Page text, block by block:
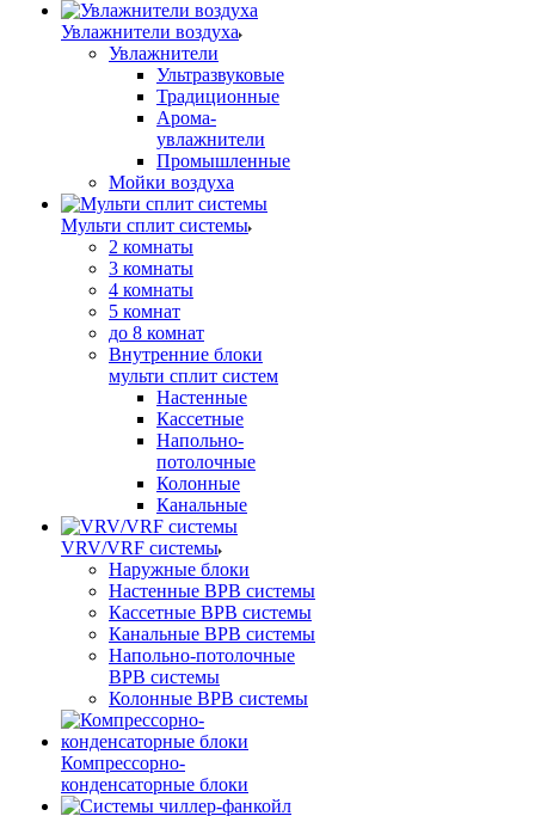
Увлажнители воздуха
Увлажнители
Ультразвуковые
Традиционные
Арома-
увлажнители
Промышленные
Мойки воздуха
Мульти сплит системы
2 комнаты
3 комнаты
4 комнаты
5 комнат
до 8 комнат
Внутренние блоки
мульти сплит систем
Настенные
Кассетные
Напольно-
потолочные
Колонные
Канальные
VRV/VRF системы
Наружные блоки
Настенные ВРВ системы
Кассетные ВРВ системы
Канальные ВРВ системы
Напольно-потолочные
ВРВ системы
Колонные ВРВ системы
Компрессорно-
конденсаторные блоки